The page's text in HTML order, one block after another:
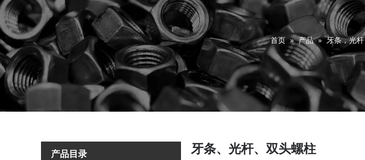
首页 » 产品 » 牙条，光
产品目录 牙条、光杆、双头螺柱